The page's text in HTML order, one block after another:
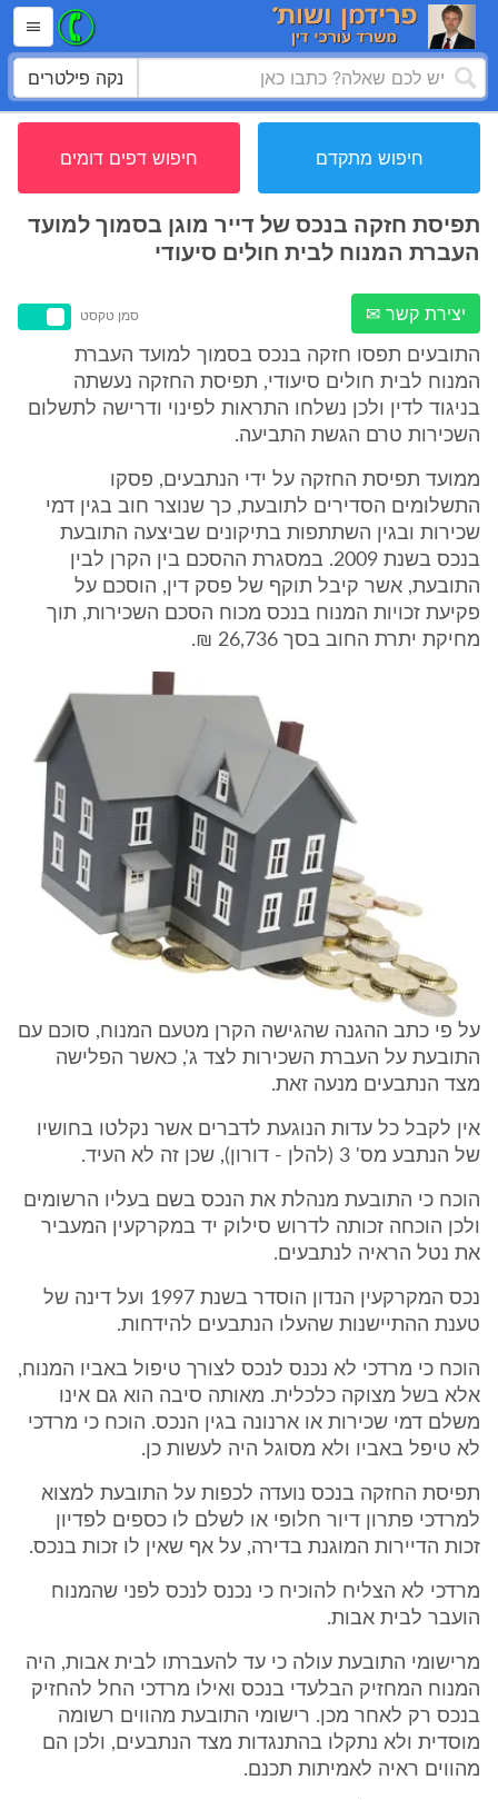
נקה פילטרים
חיפוש מתקדם חיפוש דפים דומים
תפיסת חזקה בנכס של דייר מוגן בסמוך למועד
העברת המנוח לבית חולים סיעודי
יצירת קשר ✉ סמן טקסט
התובעים תפסו חזקה בנכס בסמוך למועד העברת
המנוח לבית חולים סיעודי, תפיסת החזקה נעשתה
בניגוד לדין ולכן נשלחו התראות לפינוי ודרישה לתשלום
השכירות טרם הגשת התביעה.
ממועד תפיסת החזקה על ידי הנתבעים, פסקו
התשלומים הסדירים לתובעת, כך שנוצר חוב בגין דמי
שכירות ובגין השתתפות בתיקונים שביצעה התובעת
בנכס בשנת 2009. במסגרת ההסכם בין הקרן לבין
התובעת, אשר קיבל תוקף של פסק דין, הוסכם על
פקיעת זכויות המנוח בנכס מכוח הסכם השכירות, תוך
מחיקת יתרת החוב בסך 26,736 ₪.
על פי כתב ההגנה שהגישה הקרן מטעם המנוח, סוכם עם
התובעת על העברת השכירות לצד ג', כאשר הפלישה
מצד הנתבעים מנעה זאת.
אין לקבל כל עדות הנוגעת לדברים אשר נקלטו בחושיו
של הנתבע מס' 3 (להלן - דורון), שכן זה לא העיד.
הוכח כי התובעת מנהלת את הנכס בשם בעליו הרשומים
ולכן הוכחה זכותה לדרוש סילוק יד במקרקעין המעביר
את נטל הראיה לנתבעים.
נכס המקרקעין הנדון הוסדר בשנת 1997 ועל דינה של
טענת ההתיישנות שהעלו הנתבעים להידחות.
הוכח כי מרדכי לא נכנס לנכס לצורך טיפול באביו המנוח,
אלא בשל מצוקה כלכלית. מאותה סיבה הוא גם אינו
משלם דמי שכירות או ארנונה בגין הנכס. הוכח כי מרדכי
לא טיפל באביו ולא מסוגל היה לעשות כן.
תפיסת החזקה בנכס נועדה לכפות על התובעת למצוא
למרדכי פתרון דיור חלופי או לשלם לו כספים לפדיון
זכות הדיירות המוגנת בדירה, על אף שאין לו זכות בנכס.
מרדכי לא הצליח להוכיח כי נכנס לנכס לפני שהמנוח
הועבר לבית אבות.
מרישומי התובעת עולה כי עד להעברתו לבית אבות, היה
המנוח המחזיק הבלעדי בנכס ואילו מרדכי החל להחזיק
בנכס רק לאחר מכן. רישומי התובעת מהווים רשומה
מוסדית ולא נתקלו בהתנגדות מצד הנתבעים, ולכן הם
מהווים ראיה לאמיתות תכנם.